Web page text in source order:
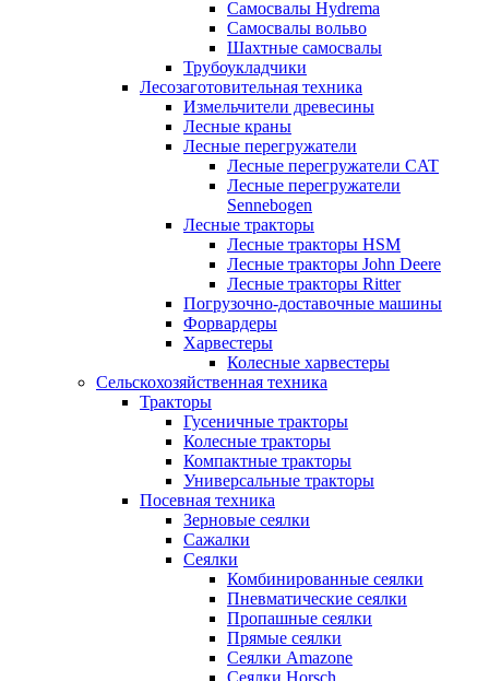
Самосвалы Hydrema
Самосвалы вольво
Шахтные самосвалы
Трубоукладчики
Лесозаготовительная техника
Измельчители древесины
Лесные краны
Лесные перегружатели
Лесные перегружатели CAT
Лесные перегружатели
Sennebogen
Лесные тракторы
Лесные тракторы HSM
Лесные тракторы John Deere
Лесные тракторы Ritter
Погрузочно-доставочные машины
Форвардеры
Харвестеры
Колесные харвестеры
Сельскохозяйственная техника
Тракторы
Гусеничные тракторы
Колесные тракторы
Компактные тракторы
Универсальные тракторы
Посевная техника
Зерновые сеялки
Сажалки
Сеялки
Комбинированные сеялки
Пневматические сеялки
Пропашные сеялки
Прямые сеялки
Сеялки Amazone
Сеялки Horsch